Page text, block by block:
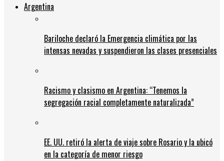
Argentina
Bariloche declaró la Emergencia climática por las
intensas nevadas y suspendieron las clases presenciales
Racismo y clasismo en Argentina: “Tenemos la
segregación racial completamente naturalizada”
EE. UU. retiró la alerta de viaje sobre Rosario y la ubicó
en la categoría de menor riesgo